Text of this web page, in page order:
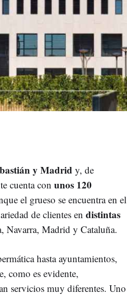
y Madrid y, de
cuenta con unos 120
el grueso se encuentra en el
de clientes en distintas
Navarra, Madrid y Cataluña.
hasta ayuntamientos,
como es evidente,
servicios muy diferentes. Uno